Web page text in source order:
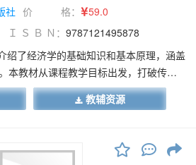
社 价 格：
59.0
Ｉ Ｓ Ｂ Ｎ： 9787121495878
绍了经济学的基础知识和基本原理，涵盖
本教材从课程教学目标出发，打破传统
系的转变，按项目、分任务布局，设计
在规律”“学会理性消费”“探知企业经营策
经济政策”8个项目，共24个任务。本教材
数、运算推导和一些不常用的符号，注
教辅资源